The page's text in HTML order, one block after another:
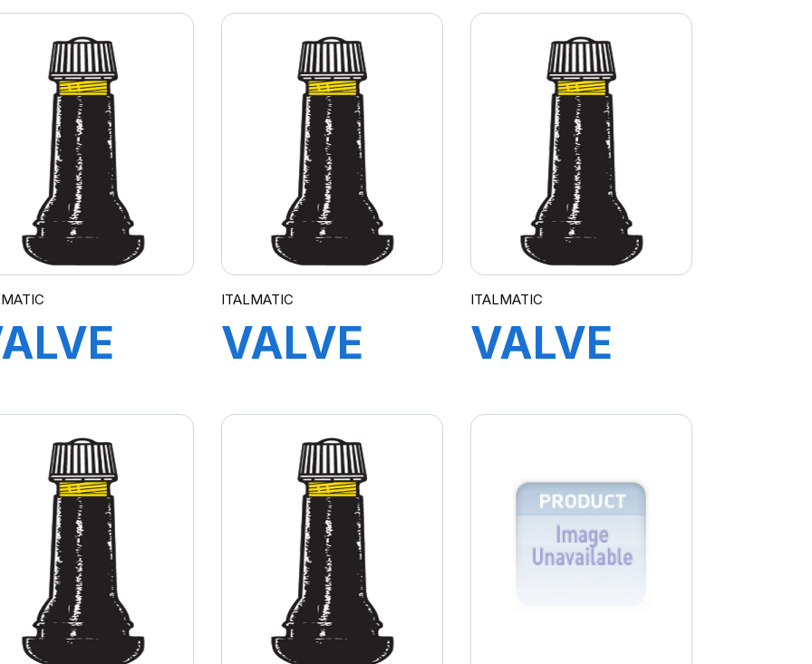
50
25/45
ITALMATIC
VALVE
TR618A
ITALMATIC
VALVE
TR622A